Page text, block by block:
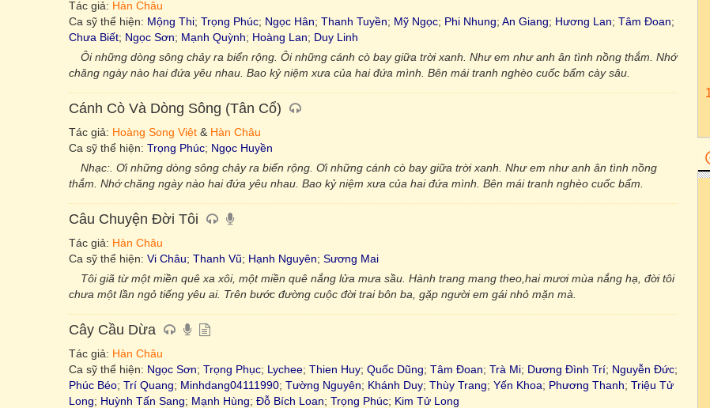
Tác giả: Hàn Châu
Ca sỹ thể hiện: Mộng Thi; Trọng Phúc; Ngọc Hân; Thanh Tuyền; Mỹ Ngọc; Phi Nhung; An Giang; Hương Lan; Tâm Đoan;
Chưa Biết; Ngọc Sơn; Mạnh Quỳnh; Hoàng Lan; Duy Linh
Ôi những dòng sông chảy ra biển rộng. Ôi những cánh cò bay giữa trời xanh. Như em như anh ân tình nồng thắm. Nhớ
chăng ngày nào hai đứa yêu nhau. Bao kỷ niệm xưa của hai đứa mình. Bên mái tranh nghèo cuốc bẩm cày sâu.
Cánh Cò Và Dòng Sông (Tân Cổ)
Tác giả: Hoàng Song Việt & Hàn Châu
Ca sỹ thể hiện: Trọng Phúc; Ngọc Huyền
Nhạc:. Ơi những dòng sông chảy ra biển rộng. Ơi những cánh cò bay giữa trời xanh. Như em như anh ân tình nồng
thắm. Nhớ chăng ngày nào hai đứa yêu nhau. Bao kỷ niệm xưa của hai đứa mình. Bên mái tranh nghèo cuốc bẩm.
Câu Chuyện Đời Tôi
Tác giả: Hàn Châu
Ca sỹ thể hiện: Vi Châu; Thanh Vũ; Hạnh Nguyên; Sương Mai
Tôi giã từ một miền quê xa xôi, một miền quê nắng lửa mưa sầu. Hành trang mang theo,hai mươi mùa nắng hạ, đời tôi
chưa một lần ngỏ tiếng yêu ai. Trên bước đường cuộc đời trai bôn ba, gặp người em gái nhỏ mặn mà.
Cây Cầu Dừa
Tác giả: Hàn Châu
Ca sỹ thể hiện: Ngọc Sơn; Trọng Phục; Lychee; Thien Huy; Quốc Dũng; Tâm Đoan; Trà Mi; Dương Đình Trí; Nguyễn Đức;
Phúc Béo; Trí Quang; Minhdang04111990; Tường Nguyên; Khánh Duy; Thùy Trang; Yến Khoa; Phương Thanh; Triệu Tử
Long; Huỳnh Tấn Sang; Mạnh Hùng; Đỗ Bích Loan; Trọng Phúc; Kim Tử Long